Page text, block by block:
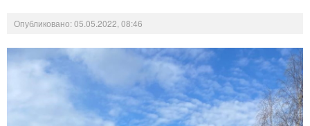
Опубликовано: 05.05.2022, 08:46